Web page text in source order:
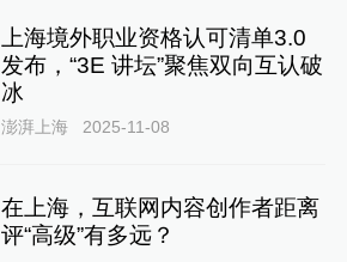
上海境外职业资格认可清单3.0
发布，“3E 讲坛”聚焦双向互认破
冰
澎湃上海 2025-11-08
在上海，互联网内容创作者距离
评“高级”有多远？